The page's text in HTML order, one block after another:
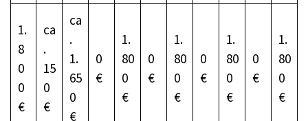
1.
8
0
0
€
ca
.
15
0
€
ca
.
1.
65
0
€
0
€
1.
80
0
€
0
€
1.
80
0
€
0
€
1.
80
0
€
0
€
1.
80
0
€